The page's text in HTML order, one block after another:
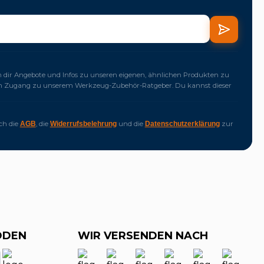
Angebote und Infos zu unseren eigenen, ähnlichen Produkten zu
zu unserem Werkzeug-Zubehör-Ratgeber. Du kannst dieser
die AGB, die Widerrufsbelehrungund die Datenschutzerklärungzur
WIR VERSENDEN NACH